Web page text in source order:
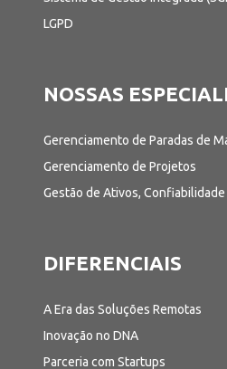
LGPD
NOSSAS
Gerenciamento de Paradas de
Gerenciamento de Projetos
Gestão de Ativos,
DIFERENCIAIS
A Era das Soluções Remotas
Inovação no DNA
Parceria com Startups